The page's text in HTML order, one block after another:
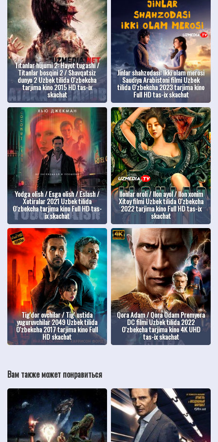
Titanlar hujumi 2: Hayot tugashi /
Titanlar bosqini 2 / Shavqatsiz
dunyo 2 Uzbek tilida O'zbekcha
tarjima kino 2015 HD tas-ix
skachat
Jinlar shahzodasi: Ikki olam merosi
Saudiya Arabistoni filmi Uzbek
tilida O'zbekcha 2023 tarjima kino
Full HD tas-ix skachat
Yodga olish / Esga olish / Eslash /
Xotiralar 2021 Uzbek tilida
O'zbekcha tarjima kino Full HD tas-
ix skachat
Ilonlar oroli / Ilon ayol / Ilon xonim
Xitoy filmi Uzbek tilida O'zbekcha
2022 tarjima kino Full HD tas-ix
skachat
Tig'dor ovchilar / Tig' ustida
yuguruvchilar 2049 Uzbek tilida
O'zbekcha 2017 tarjima kino Full
HD skachat
Qora Adam / Qora Odam Premyera
DC filmi Uzbek tilida 2022
O'zbekcha tarjima kino 4K UHD
tas-ix skachat
Вам также может понравиться